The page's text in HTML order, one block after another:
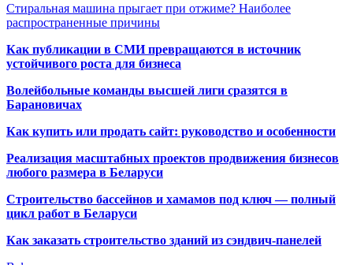
Стиральная машина прыгает при отжиме? Наиболее
распространенные причины
Как публикации в СМИ превращаются в источник
устойчивого роста для бизнеса
Волейбольные команды высшей лиги сразятся в
Барановичах
Как купить или продать сайт: руководство и особенности
Реализация масштабных проектов продвижения бизнесов
любого размера в Беларуси
Строительство бассейнов и хамамов под ключ — полный
цикл работ в Беларуси
Как заказать строительство зданий из сэндвич-панелей